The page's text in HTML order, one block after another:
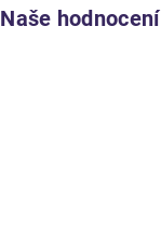
Naše hodnocení